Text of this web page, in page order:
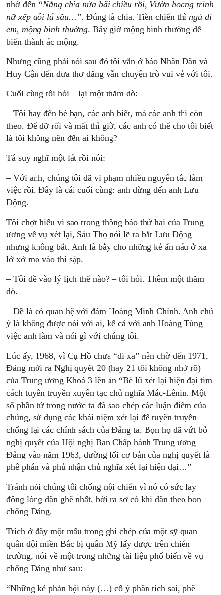
nhớ đến “Nắng chia nửa bãi chiều rồi, Vườn hoang trinh
nữ xếp đôi lá sầu…”. Đúng là chia. Tiền chiến thìngủ đi
em, mộng bình thường. Bây giờ mộng bình thường dễ
biến thành ác mộng.
Nhưng cũng phải nói sau đó tôi vẫn ở báo Nhân Dân và
Huy Cận đến đưa thơ đăng vẫn chuyện trò vui vẻ với tôi.
Cuối cùng tôi hỏi – lại một thăm dò:
– Tôi hay đến bè bạn, các anh biết, mà các anh thì còn
theo. Để đỡ rối và mất thì giờ, các anh có thể cho tôi biết
là tôi không nên đến ai không?
Tá suy nghĩ một lát rồi nói:
– Với anh, chúng tôi đã vi phạm nhiều nguyên tắc làm
việc rồi. Đây là cái cuối cùng: anh đừng đến anh Lưu
Động.
Tôi chợt hiểu vì sao trong thông báo thứ hai của Trung
ương về vụ xét lại, Sáu Thọ nói lẽ ra bắt Lưu Động
nhưng không bắt. Anh là bẫy cho những kẻ ẩn náu ở xa
lớ xớ mò vào thì sập.
– Tôi đề vào lý lịch thế nào? – tôi hỏi. Thêm một thăm
dò.
– Đề là có quan hệ với đám Hoàng Minh Chính. Anh chú
ý là không được nói với ai, kể cả với anh Hoàng Tùng
việc anh làm và nói gì với chúng tôi.
Lúc ấy, 1968, vì Cụ Hồ chưa “đi xa” nên chờ đến 1971,
Đảng mới ra Nghị quyết 20 (hay 21 tôi không nhớ rõ)
của Trung ương Khoá 3 lên án “Bè lũ xét lại hiện đại tìm
cách tuyên truyền xuyên tạc chủ nghĩa Mác-Lênin. Một
số phần tử trong nước ta đã sao chép các luận điểm của
chúng, sử dụng các khái niệm xét lại để tuyên truyền
chống lại các chính sách của Đảng ta. Bọn họ đã vứt bỏ
nghị quyết của Hội nghị Ban Chấp hành Trung ương
Đảng vào năm 1963, đường lối cơ bản của nghị quyết là
phê phán và phủ nhận chủ nghĩa xét lại hiện đại…”
Tránh nói chúng tôi chống nội chiến vì nó có sức lay
động lòng dân ghê nhất, bới ra sợ có khi dân theo bọn
chống Đảng.
Trích ở đây một mẩu trong ghi chép của một sỹ quan
quân đội miền Bắc bị quân Mỹ lấy được trên chiến
trường, nói về một trong những tài liệu phổ biến về vụ
chống Đảng như sau:
“Những kẻ phản bội này (…) cố ý phân tích sai, phê